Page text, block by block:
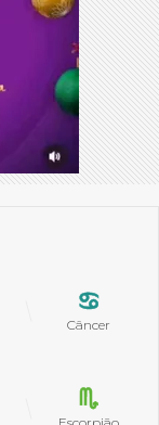
Câncer